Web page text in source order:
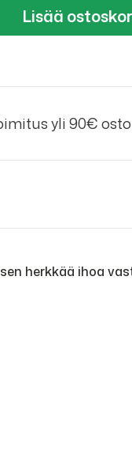
Lisää
yli 90€
herkkää ihoa